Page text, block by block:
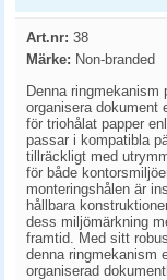
Art.nr: 38
Märke: Non-branded
Denna
organisera dokument
för triohålat papper
passar i kompatibla
tillräckligt med
för både
monteringshålen är
hållbara
dess miljömärkning
framtid. Med sitt
denna ringmekanism
organiserad